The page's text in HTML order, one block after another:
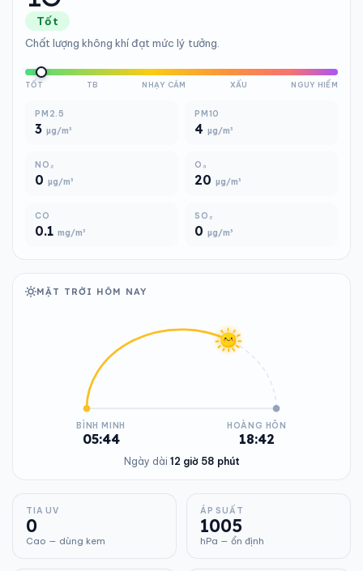
Tốt
Chất lượng không khí đạt mức lý tưởng.
TỐT TB NHẠY CẢM XẤU NGUY HIỂM
PM2.5
3 µg/m³
PM10
4 µg/m³
NO₂
0 µg/m³
O₃
20 µg/m³
CO
0.1 mg/m³
SO₂
0 µg/m³
MẶT TRỜI HÔM NAY
BÌNH MINH
05:44
HOÀNG HÔN
18:42
Ngày dài 12 giờ 58 phút
TIA UV
0
Cao — dùng kem
ÁP SUẤT
1005
hPa — ổn định